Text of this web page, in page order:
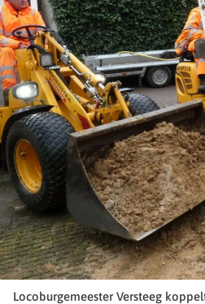
Locoburgemeester Versteeg